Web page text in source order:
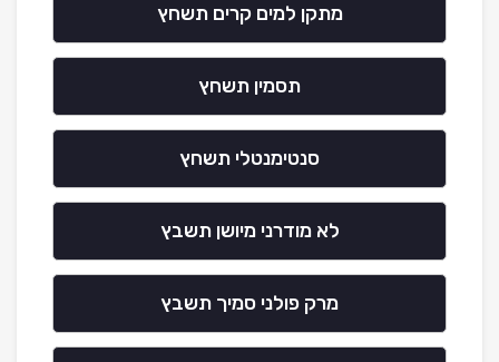
מתקן למים קרים תשחץ
תסמין תשחץ
סנטימנטלי תשחץ
לא מודרני מיושן תשבץ
מרק פולני סמיך תשבץ